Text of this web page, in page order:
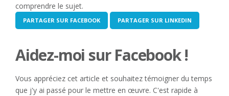
comprendre le sujet.
PARTAGER SUR FACEBOOK PARTAGER SUR LINKEDIN
Aidez-moi sur Facebook !
Vous appréciez cet article et souhaitez témoigner du temps
que j'y ai passé pour le mettre en œuvre. C'est rapide à